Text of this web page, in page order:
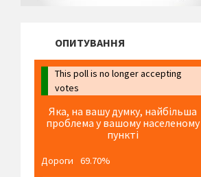
ОПИТУВАННЯ
This poll is no longer accepting
votes
Яка, на вашу думку, найбільша
проблема у вашому населеному
пункті
Дороги 69.70%